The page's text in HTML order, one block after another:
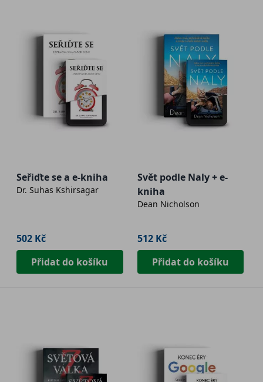
Seřiďte se a e-kniha
Dr. Suhas Kshirsagar
502 Kč
Přidat do košíku
Svět podle Naly + e-
kniha
Dean Nicholson
512 Kč
Přidat do košíku